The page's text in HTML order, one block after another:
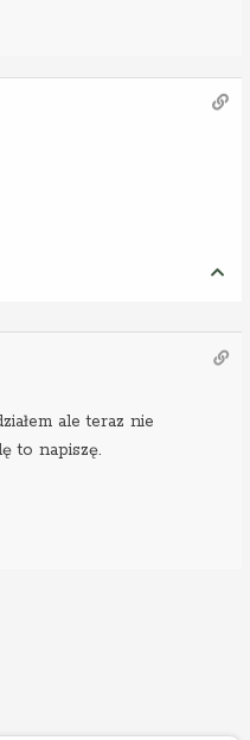
ale teraz nie
to napiszę.